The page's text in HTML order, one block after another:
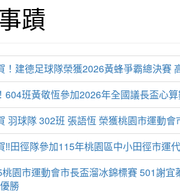
蹟
！建德足球隊榮獲2026黃蜂爭霸總決賽
604班黃敬恆參加2026年全國議長盃心
羽球隊 302班 張語恆 榮獲桃園市運動
‼️田徑隊參加115年桃園區中小田徑市運
桃園市運動會市長盃溜冰錦標賽 501謝
勝